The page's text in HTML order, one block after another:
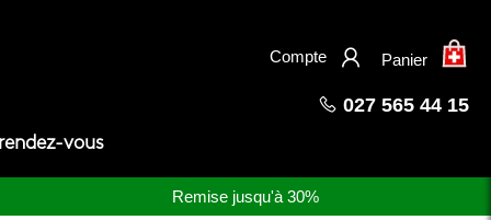
×
Compte Panier
027 565 44 15
vous
Remise jusqu'à 30%